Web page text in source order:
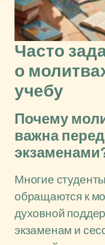
Часто
о
учебу
Почему
важна
Многие
обращаются к
духовной
экзаменам и